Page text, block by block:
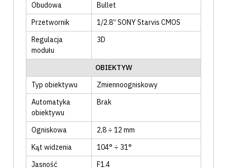
Obudowa
Bullet
Przetwornik
1/2.8” SONY Starvis CMOS
Regulacja
modułu
3D
OBIEKTYW
Typ obiektywu
Zmiennoogniskowy
Automatyka
obiektywu
Brak
Ogniskowa
2,8 ÷ 12 mm
Kąt widzenia
104° ÷ 31°
Jasność
F1.4